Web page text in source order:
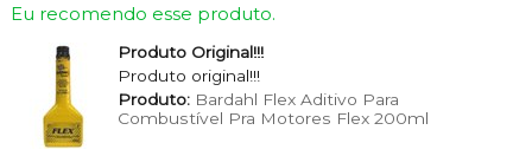
Eu recomendo esse produto.
Produto Original!!!
Produto original!!!
Produto:Bardahl Flex Aditivo Para
Combustível Pra Motores Flex 200ml